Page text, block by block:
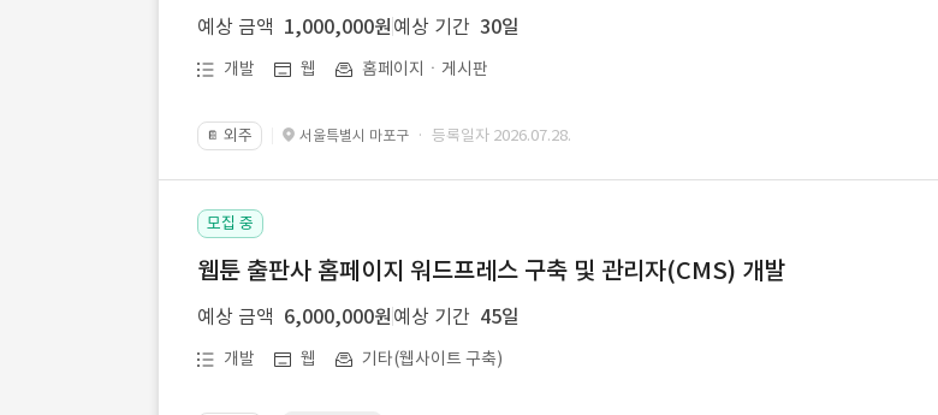
예상 금액 1,000,000원 예상 기간 30일
개발 웹 홈페이지ㆍ게시판
📔 외주 서울특별시 마포구 · 등록일자 2026.07.28.
모집 중
웹툰 출판사 홈페이지 워드프레스 구축 및 관리자(CMS) 개발
예상 금액 6,000,000원 예상 기간 45일
개발 웹 기타(웹사이트 구축)